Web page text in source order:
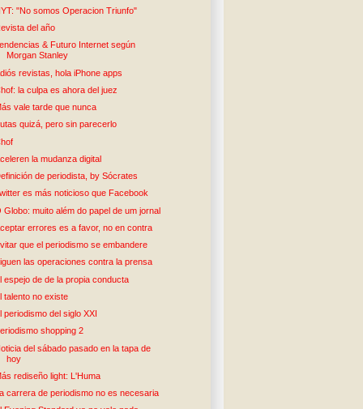
"No somos Operacion Triunfo"
del año
& Futuro Internet según
Morgan Stanley
revistas, hola iPhone apps
la culpa es ahora del juez
vale tarde que nunca
quizá, pero sin parecerlo
la mudanza digital
de periodista, by Sócrates
es más noticioso que Facebook
Globo: muito além do papel de um jornal
errores es a favor, no en contra
que el periodismo se embandere
las operaciones contra la prensa
espejo de de la propia conducta
talento no existe
periodismo del siglo XXI
shopping 2
del sábado pasado en la tapa de
hoy
rediseño light: L'Huma
carrera de periodismo no es necesaria